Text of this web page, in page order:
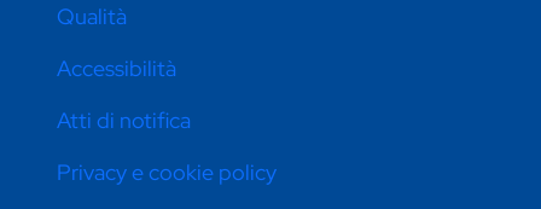
Qualità
Accessibilità
Atti di notifica
Privacy e cookie policy